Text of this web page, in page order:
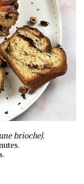
brioche).